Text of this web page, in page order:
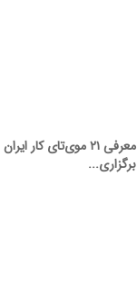
معرفی ۲۱ موی‌تای کار
برگزاری...